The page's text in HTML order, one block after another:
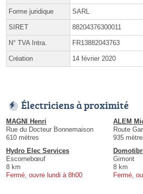
Forme juridique SARL
SIRET 88204376300011
N° TVA Intra. FR13882043763
Création 14 février 2020
Électriciens à proximité
MAGNI Henri
Rue du Docteur Bonnemaison
610 mètres
ALEM
Route
935
Hydro Elec Services
Escornebœuf
8 km
Fermé, ouvre lundi à 8h00
Gimont
8 km
Fermé,